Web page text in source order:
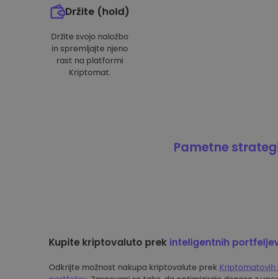
Držite (hold)
Držite svojo naložbo
in spremljajte njeno
rast na platformi
Kriptomat.
Pametne
Kupite kriptovaluto prek inteligentnih
Odkrijte možnost nakupa kriptovalute prek Kriptomatovih